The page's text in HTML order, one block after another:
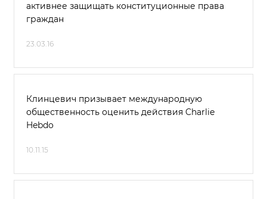
активнее защищать конституционные права
граждан
23.03.16
Клинцевич призывает международную
общественность оценить действия Charlie
Hebdo
10.11.15